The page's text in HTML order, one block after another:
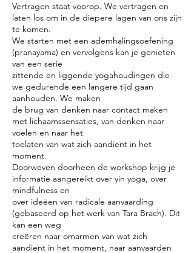
Vertragen staat voorop. We vertragen en
laten los om in de diepere lagen van ons zijn
te komen.
We starten met een ademhalingsoefening
(pranayama) en vervolgens kan je genieten
van een serie
zittende en liggende yogahoudingen die
we gedurende een langere tijd gaan
aanhouden. We maken
de brug van denken naar contact maken
met lichaamssensaties, van denken naar
voelen en naar het
toelaten van wat zich aandient in het
moment.
Doorweven doorheen de workshop krijg je
informatie aangereikt over yin yoga, over
mindfulness en
over ideëen van radicale aanvaarding
(gebaseerd op het werk van Tara Brach). Dit
kan een weg
creëren naar omarmen van wat zich
aandient in het moment, naar aanvaarden